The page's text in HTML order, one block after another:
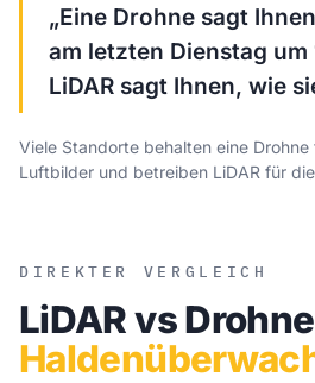
„Eine Drohne sagt
am letzten Dienstag um
LiDAR sagt Ihnen, wie
Viele Standorte behalten eine
Luftbilder und betreiben LiDAR für
DIREKTER VERGLEICH
LiDAR vs